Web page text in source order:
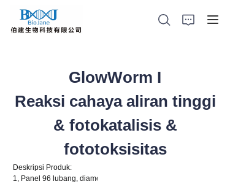
GlowWorm I
Reaksi cahaya aliran tinggi
& fotokatalisis &
fototoksisitas
Deskripsi Produk:
1, Panel 96 lubang, diameter lubang 5mm, standar SBS.
Beranda